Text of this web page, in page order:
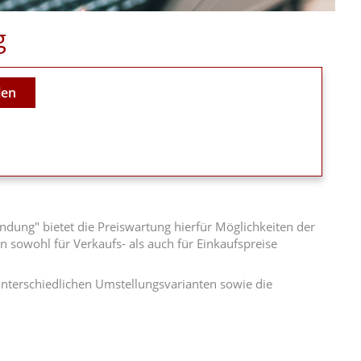
bietet die Preiswartung hierfür Möglichkeiten der
sowohl für Verkaufs- als auch für Einkaufspreise
Umstellungsvarianten sowie die